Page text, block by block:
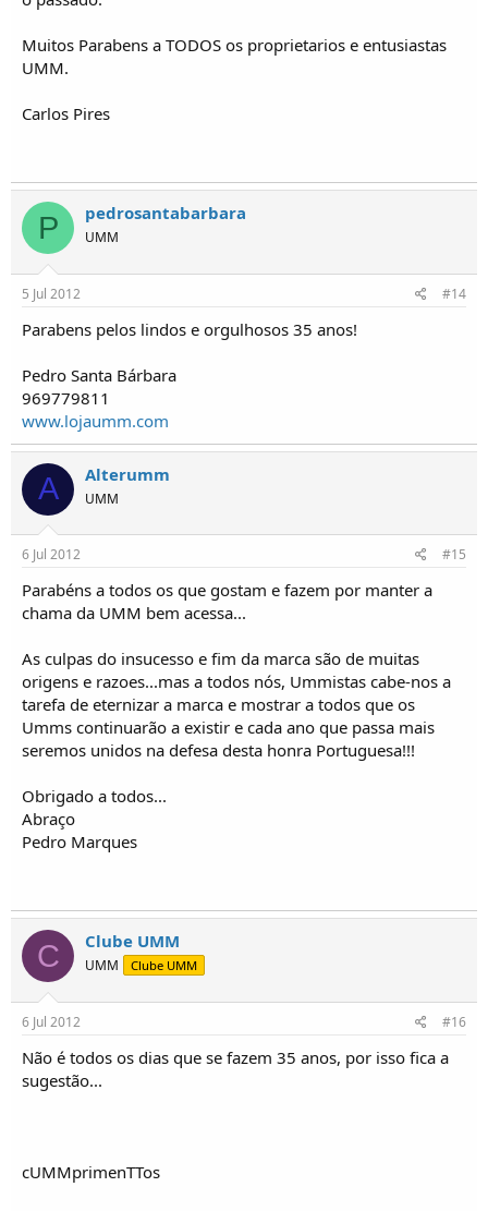
Muitos Parabens a TODOS os proprietarios e entusiastas
UMM.
Carlos Pires
P pedrosantabarbara
UMM
5 Jul 2012 #14
Parabens pelos lindos e orgulhosos 35 anos!
Pedro Santa Bárbara
969779811
www.lojaumm.com
A Alterumm
UMM
6 Jul 2012 #15
Parabéns a todos os que gostam e fazem por manter a
chama da UMM bem acessa...
As culpas do insucesso e fim da marca são de muitas
origens e razoes...mas a todos nós, Ummistas cabe-nos a
tarefa de eternizar a marca e mostrar a todos que os
Umms continuarão a existir e cada ano que passa mais
seremos unidos na defesa desta honra Portuguesa!!!
Obrigado a todos...
Abraço
Pedro Marques
C Clube UMM
UMM Clube UMM
6 Jul 2012 #16
Não é todos os dias que se fazem 35 anos, por isso fica a
sugestão...
cUMMprimenTTos